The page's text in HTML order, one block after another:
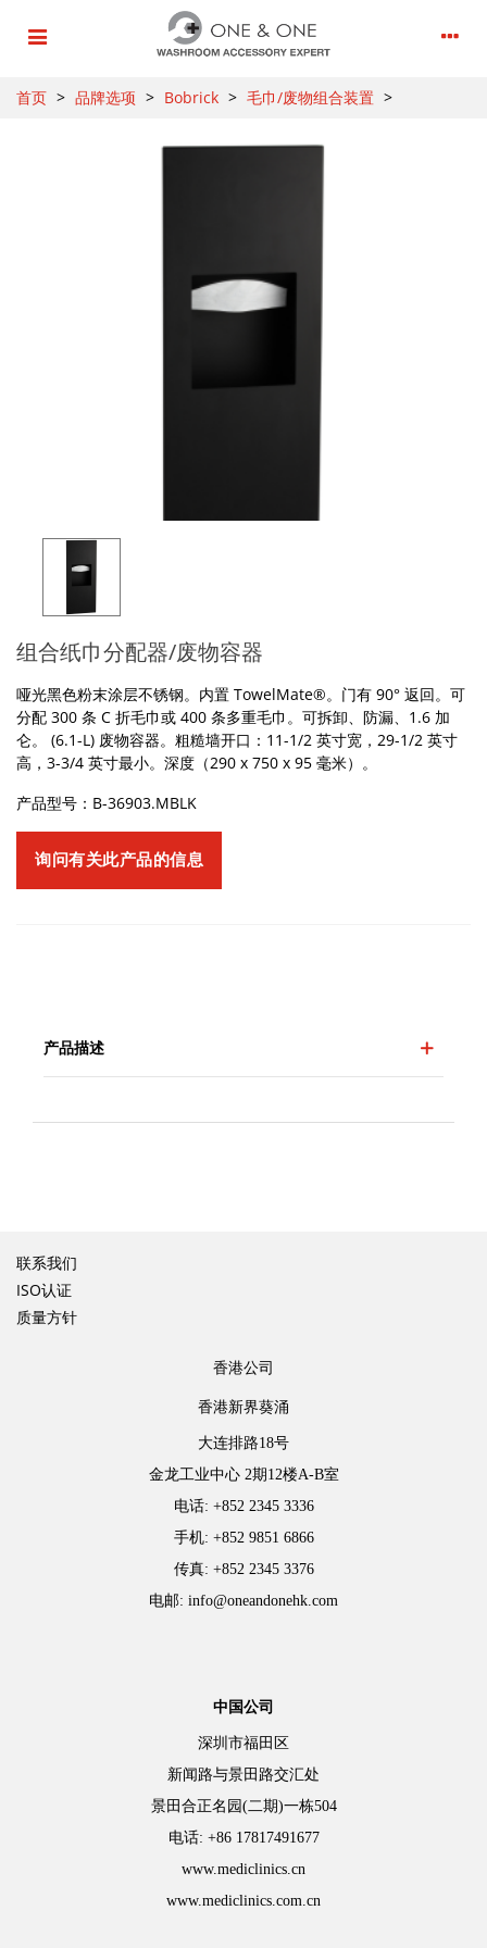
首页 > 品牌选项 > Bobrick > 毛巾/废物组合装置 >
组合纸巾分配器/废物容器
哑光黑色粉末涂层不锈钢。内置 TowelMate®。门有 90° 返回。可
分配 300 条 C 折毛巾或 400 条多重毛巾。可拆卸、防漏、1.6 加
仑。 (6.1-L) 废物容器。粗糙墙开口：11-1/2 英寸宽，29-1/2 英寸
高，3-3/4 英寸最小。深度（290 x 750 x 95 毫米）。
产品型号：B-36903.MBLK
询问有关此产品的信息
产品描述
联系我们
ISO认证
质量方针
香港公司
香港新界葵涌
大连排路18号
金龙工业中心 2期12楼A-B室
电话: +852 2345 3336
手机: +852 9851 6866
传真: +852 2345 3376
电邮: info@oneandonehk.com
中国公司
深圳市福田区
新闻路与景田路交汇处
景田合正名园(二期)一栋504
电话: +86 17817491677
www.mediclinics.cn
www.mediclinics.com.cn